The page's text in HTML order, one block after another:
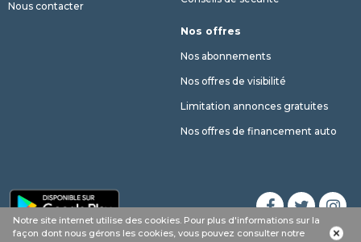
phone Appel SMS
Notre site internet utilise des cookies. Pour plus d'informations sur la
façon dont nous gérons les cookies, vous pouvez consulter notre
Nous contacter
Nos offres
Nos abonnements
Nos offres de visibilité
Limitation annonces gratuites
Nos offres de financement auto